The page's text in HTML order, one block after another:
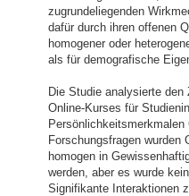
zugrundeliegenden
dafür durch ihren offenen
homogener oder
als für demografische
Die Studie analysierte den
Online-Kurses für
Forschungsfragen wurden
homogen in
werden, aber es wurde
Signifikante Interaktionen